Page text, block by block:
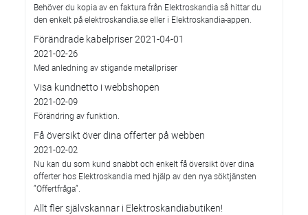
Behöver du kopia av en faktura från Elektroskandia så hittar du
den enkelt på elektroskandia.se eller i Elektro­skandia-appen.
Förändrade kabelpriser 2021-04-01
2021-02-26
Med anledning av stigande metallpriser
Visa kundnetto i webbshopen
2021-02-09
Förändring av funktion.
Få översikt över dina offerter på webben
2021-02-02
Nu kan du som kund snabbt och enkelt få översikt över dina
offerter hos Elektroskandia med hjälp av den nya söktjänsten
”Offertfråga”.
Allt fler självskannar i Elektroskandiabutiken!